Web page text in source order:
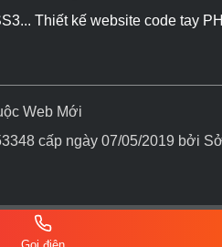
Thiết kế website code tay
Web Mới
cấp ngày 07/05/2019 bởi